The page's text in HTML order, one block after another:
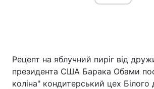
Україна Політика
Рецепт на яблучний пиріг від
президента США Барака Обами
коліна" кондитерський цех Білого